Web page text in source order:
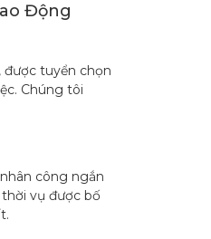
Động
tuyển chọn
Chúng tôi
công ngắn
vụ được bố